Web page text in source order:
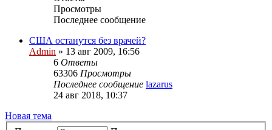
Просмотры
Последнее сообщение
США останутся без врачей?
Admin » 13 авг 2009, 16:56
6 Ответы
63306 Просмотры
Последнее сообщение lazarus
24 авг 2018, 10:37
Новая тема